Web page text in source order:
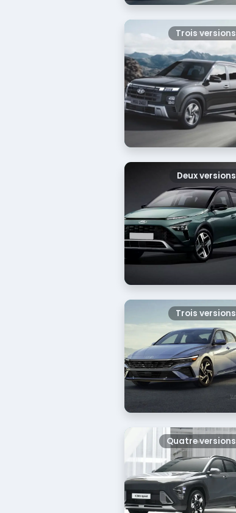
Trois versions
Deux versions
Trois versions
Quatre versions